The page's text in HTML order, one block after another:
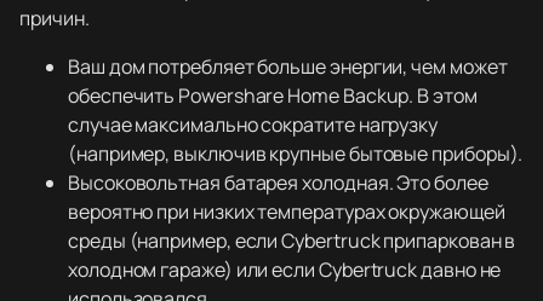
причин.
Ваш дом потребляет больше энергии, чем может
обеспечить Powershare Home Backup. В этом
случае максимально сократите нагрузку
(например, выключив крупные бытовые приборы).
Высоковольтная батарея холодная. Это более
вероятно при низких температурах окружающей
среды (например, если Cybertruck припаркован в
холодном гараже) или если Cybertruck давно не